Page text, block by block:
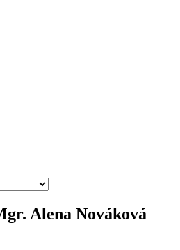
Alena Nováková